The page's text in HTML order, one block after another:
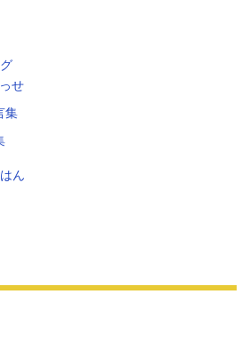
せ
集
ん